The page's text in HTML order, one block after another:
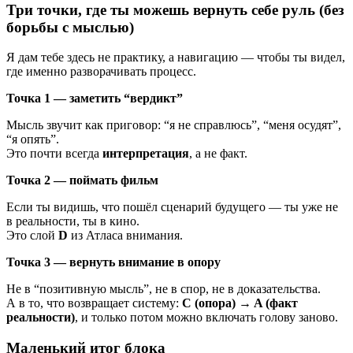
Три точки, где ты можешь вернуть себе руль (без
борьбы с мыслью)
Я дам тебе здесь не практику, а навигацию — чтобы ты видел,
где именно разворачивать процесс.
Точка 1 — заметить “вердикт”
Мысль звучит как приговор: “я не справлюсь”, “меня осудят”,
“я опять”.
Это почти всегда интерпретация, а не факт.
Точка 2 — поймать фильм
Если ты видишь, что пошёл сценарий будущего — ты уже не
в реальности, ты в кино.
Это слой D из Атласа внимания.
Точка 3 — вернуть внимание в опору
Не в “позитивную мысль”, не в спор, не в доказательства.
А в то, что возвращает систему: C (опора) → A (факт
реальности), и только потом можно включать голову заново.
Маленький итог блока